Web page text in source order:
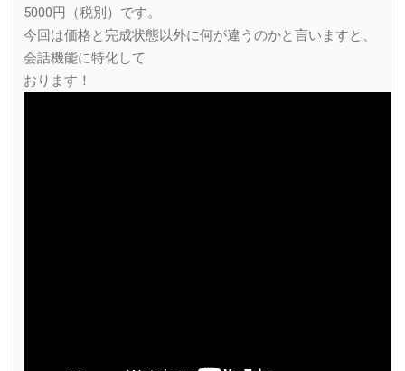
5000円（税別）です。
今回は価格と完成状態以外に何が違うのかと言いますと、
会話機能に特化して
おります！